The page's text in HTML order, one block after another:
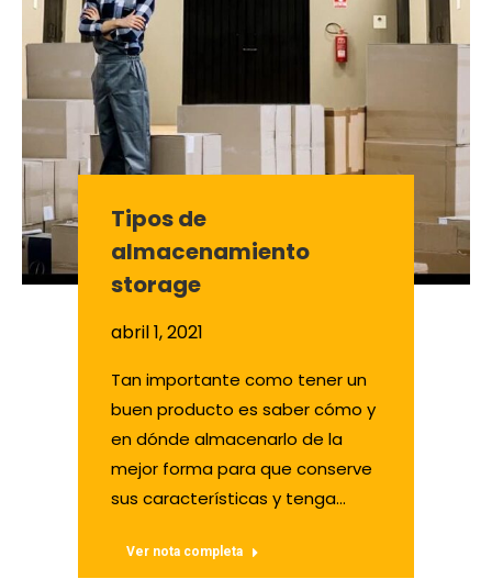
Tipos de
almacenamiento
storage
abril 1, 2021
Tan importante como tener un
buen producto es saber cómo y
en dónde almacenarlo de la
mejor forma para que conserve
sus características y tenga…
Ver nota completa